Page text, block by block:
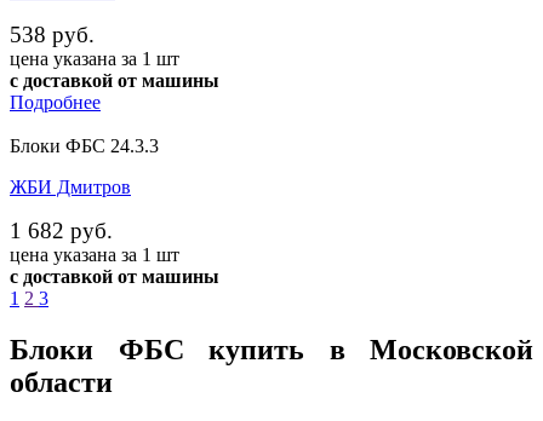
538 руб.
цена указана за 1 шт
с доставкой от машины
Подробнее
Блоки ФБС 24.3.3
ЖБИ Дмитров
1 682 руб.
цена указана за 1 шт
с доставкой от машины
1 2 3
Блоки ФБС купить в Московской
области